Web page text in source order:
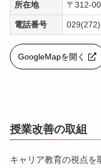
所在地 〒312-
電話番号
GoogleMapを開く
授業改善の取組
キャリア教育の視点を